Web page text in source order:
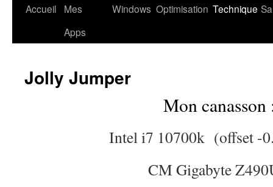
Aller
Accueil
Mes
Apps
Windows Optimisation Technique
Jolly Jumper
Mon canasson
Intel i7 10700k (offset -
CM Gigabyte